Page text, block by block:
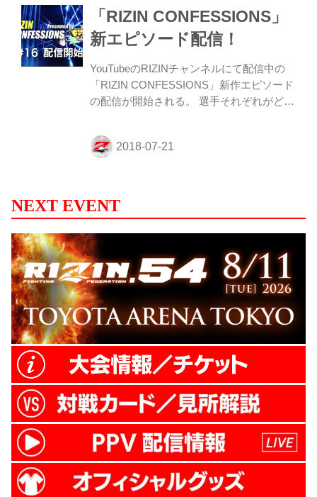
29日（日）さいたまスーパーアリーナで行
われる『RIZIN.11』に向けた最後のエピソ
ード（#17）は、メインを務める浅倉カン
ナ、RENAに密着！ 真夏の一大決戦に臨む
両名の試合へ向けた取り組み、どう日々を
過ごしてきたか。両選手の本音、涙、そし
て笑顔。...
「RIZIN CONFESSIONS」
新エピソード配信！
YouTubeのRIZINチャンネルにて配信中の
「RIZIN CONFESSIONS」新作エピソード
の配信が開始される。 選手それぞれがどの
日々の練習。さらに家族や恩師たちが語る
選手の人間性など日常生活に密着しなが
なるドキュメンタリー番組。 新作エピソー
ド（#16）では、7月29日（日）さいたまス
ーパーアリーナで行われる『RIZIN.11』に
出場する石岡沙織、山本美優に密着。なぜ
リングに上がるのか、家族への思い、子ど
もたちの母への正直な気持ちなど闘う母た
ちの現在、過去、未来に迫る。 また...
NEXT EVENT